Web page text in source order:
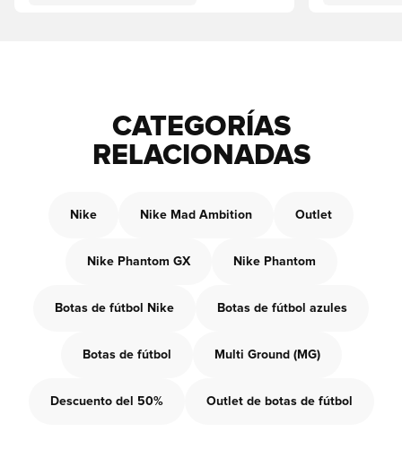
CATEGORÍAS
RELACIONADAS
Nike Nike Mad Ambition Outlet
Nike Phantom GX Nike Phantom
Botas de fútbol Nike Botas de fútbol azules
Botas de fútbol Multi Ground (MG)
Descuento del 50% Outlet de botas de fútbol